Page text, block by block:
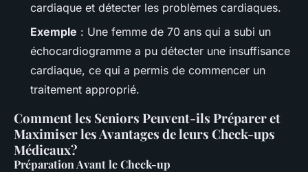
cardiaque et détecter les problèmes cardiaques.
Exemple : Une femme de 70 ans qui a subi un
échocardiogramme a pu détecter une insuffisance
cardiaque, ce qui a permis de commencer un
traitement approprié.
Comment les Seniors Peuvent-ils Préparer et
Maximiser les Avantages de leurs Check-ups
Médicaux?
Préparation Avant le Check-up